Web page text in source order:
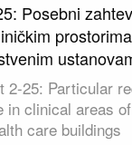
Posebni
2-25: Particular
in clinical areas
care buildings